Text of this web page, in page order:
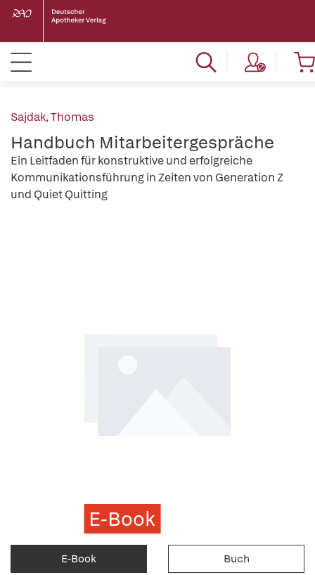
Sajdak, Thomas
Handbuch Mitarbeitergespräche
Ein Leitfaden für konstruktive und erfolgreiche
Kommunikationsführung in Zeiten von Generation Z
und Quiet Quitting
E-Book
E-Book Buch